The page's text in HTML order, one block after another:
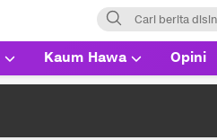
Kaum Hawa Opini